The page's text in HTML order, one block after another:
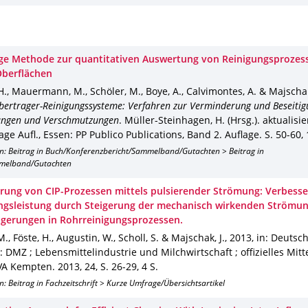
Methode zur quantitativen Auswertung von
Mauermann, M., Schöler, M., Boye, A., Calvimontes, A. &
Reinigungssysteme: Verfahren zur Verminderung und
und Verschmutzungen. Müller-Steinhagen, H. (Hrsg.).
Aufl., Essen: PP Publico Publications, Band 2. Auflage. S. 50-60,
Beitrag in Buch/Konferenzbericht/Sammelband/Gutachten > Beitrag in
Gutachten
von CIP-Prozessen mittels pulsierender Strömung:
durch Steigerung der mechanisch wirkenden
in Rohrreinigungsprozessen.
Föste, H., Augustin, W., Scholl, S. & Majschak, J., 2013, in:
DMZ ; Lebensmittelindustrie und Milchwirtschaft ; offizielles
Kempten. 2013, 24, S. 26-29, 4 S.
Beitrag in Fachzeitschrift > Kurze Umfrage/Übersichtsartikel